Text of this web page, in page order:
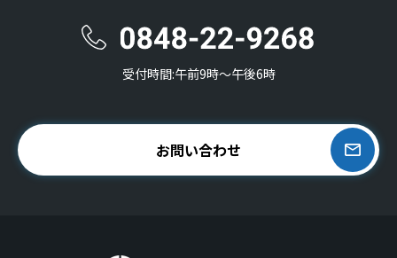
受付時間:午前9時〜午後6時
お問い合わせ